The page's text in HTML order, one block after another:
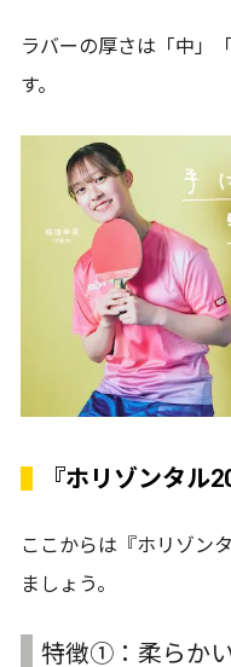
ラバーの厚さは「中」
す。
『ホリゾンタル
ここからは『ホリゾン
ましょう。
特徴①：柔らか